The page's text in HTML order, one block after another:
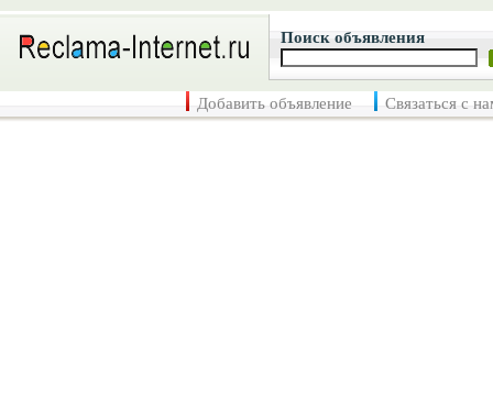
Поиск объявления
Добавить объявление Связаться с